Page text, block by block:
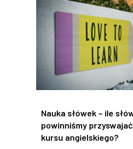
Nauka słówek – ile
powinniśmy
kursu angielskiego?